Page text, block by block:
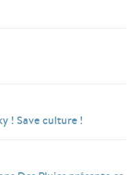
! Save culture !